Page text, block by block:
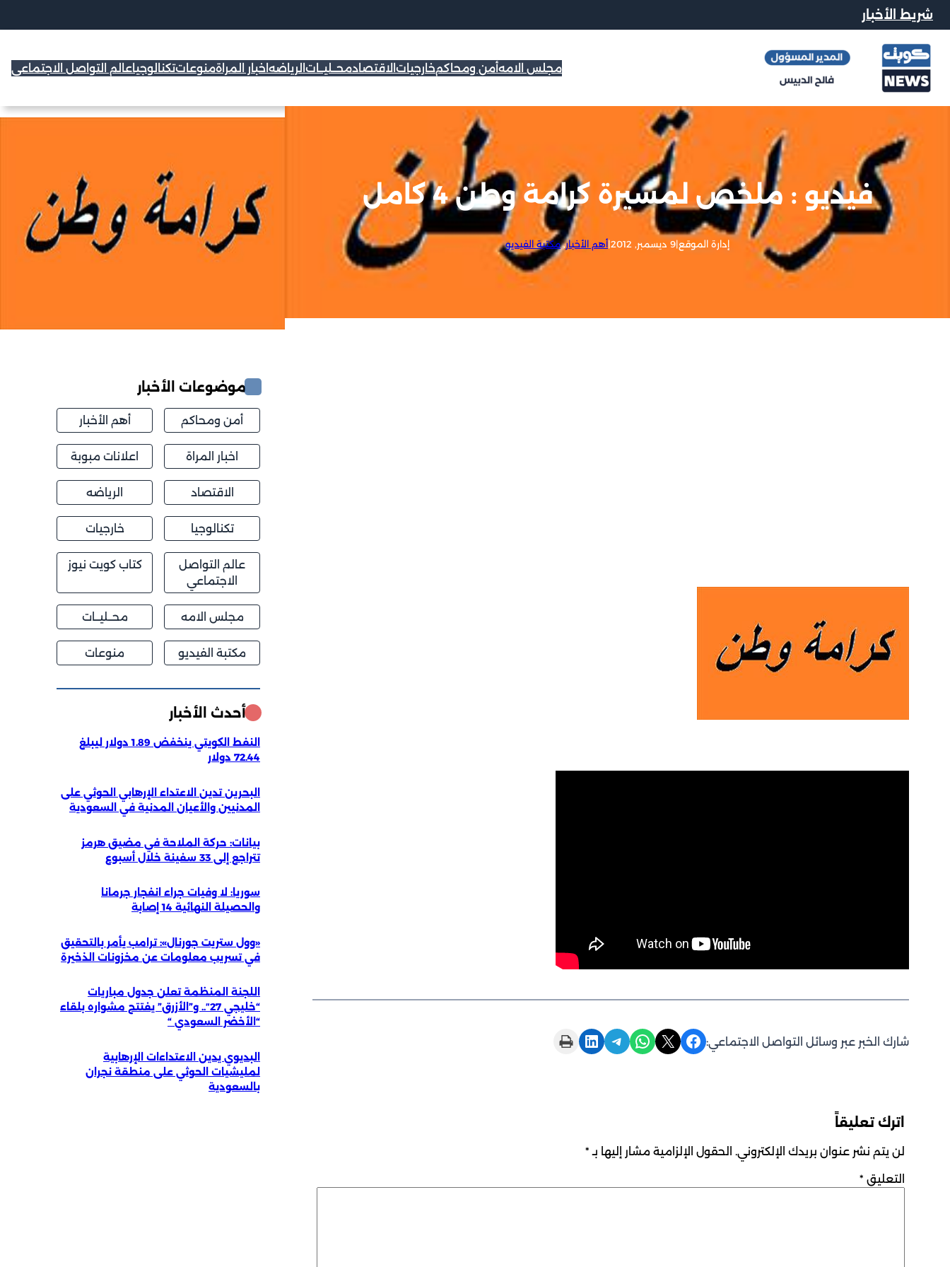
شريط الأخبار
مجلس الامهأمن ومحاكمخارجيات الاقتصادمحــليــات الرياضه اخبار المراةمنوعاتتكنالوجياعالم التواصل الاجتماعي
فيديو : ملخص لمسيرة كرامة وطن 4 كامل
إدارة الموقع|9 ديسمبر, 2012 |أهم الأخبار, مكتبة الفيديو
شارك الخبر عبر وسائل التواصل الاجتماعي: Share on Facebook
Share on X
Share on WhatsApp
Share on Telegram
Share on LinkedIn
Print this Page
اترك تعليقاً
لن يتم نشر عنوان بريدك الإلكتروني. الحقول الإلزامية مشار إليها بـ *
التعليق *
موضوعات الأخبار
أمن ومحاكم أهم الأخبار
اخبار المراة اعلانات مبوبة
الاقتصاد الرياضه
تكنالوجيا خارجيات
عالم التواصل
الاجتماعي
كتاب كويت نيوز
مجلس الامه محــليــات
مكتبة الفيديو منوعات
أحدث الأخبار
النفط الكويتي ينخفض 1.89 دولار ليبلغ
72.44 دولار
البحرين تدين الاعتداء الإرهابي الحوثي على
المدنيين والأعيان المدنية في السعودية
بيانات: حركة الملاحة في مضيق هرمز
تتراجع إلى 33 سفينة خلال أسبوع
سوريا: لا وفيات جراء انفجار جرمانا
والحصيلة النهائية 14 إصابة
«وول ستريت جورنال»: ترامب يأمر بالتحقيق
في تسريب معلومات عن مخزونات الذخيرة
اللجنة المنظمة تعلن جدول مباريات
“خليجي 27″.. و”الأزرق” يفتتح مشواره بلقاء
“الأخضر السعودي “
البديوي يدين الاعتداءات الإرهابية
لمليشيات الحوثي على منطقة نجران
بالسعودية